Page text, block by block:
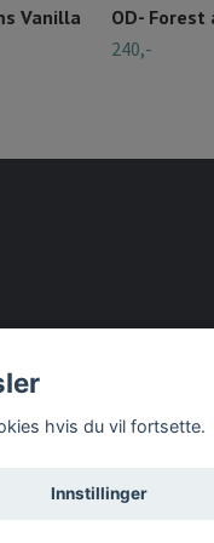
Vanilla
OD-
240,-
hvis du vil fortsette.
Innstillinger